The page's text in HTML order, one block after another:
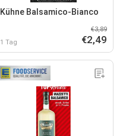
Kühne Balsamico-Bianco
1 Tag
€3,89
€2,49